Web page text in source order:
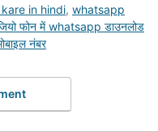
in hindi, whatsapp
फोन में whatsapp डाउनलोड
नंबर